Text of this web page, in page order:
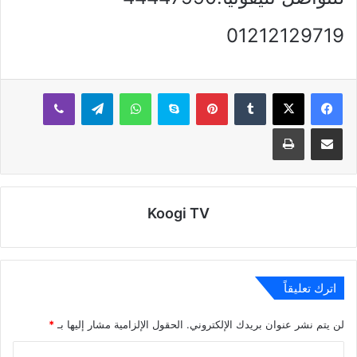
01212129719
بينتيريستسكايب واتساب تيلقرام ڤايبر
مشاركة عبر البريد طباعة
Koogi TV
اترك تعليقاً
لن يتم نشر عنوان بريدك الإلكتروني. الحقول الإلزامية مشار إليها بـ *